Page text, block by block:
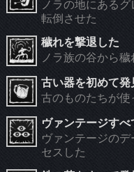
ノラの地にある
転倒させた
穢れを撃退した
ノラ族の谷から
古い器を初めて発
古のものたちが使
ヴァンテージすべ
ヴァンテージの
セスした